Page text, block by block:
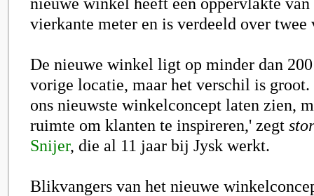
vierkante meter en is verdeeld over twee
De nieuwe winkel ligt op minder dan
vorige locatie, maar het verschil is
ons nieuwste winkelconcept laten zien,
ruimte om klanten te inspireren,' zegt
Snijer, die al 11 jaar bij Jysk werkt.
Blikvangers van het nieuwe